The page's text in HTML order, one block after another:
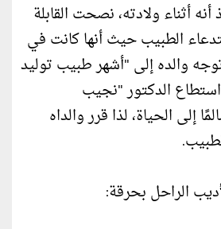
أثناء ولادته، نصحت القابلة
الطبيب حيث أنها كانت في
والده إلى "أشهر طبيب توليد
الدكتور "نجيب
إلى الحياة، لذا قرر والداه
الراحل بحرقة: